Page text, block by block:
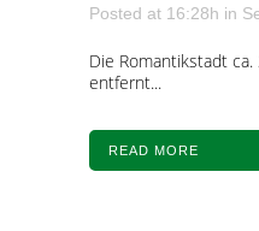
Posted at 16:28h in
Die Romantikstadt
entfernt...
READ MORE